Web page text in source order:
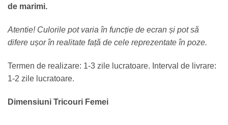
de marimi.
Atentie! Culorile pot varia în funcție de ecran și pot să
difere ușor în realitate față de cele reprezentate în poze.
Termen de realizare: 1-3 zile lucratoare. Interval de livrare:
1-2 zile lucratoare.
Dimensiuni Tricouri Femei